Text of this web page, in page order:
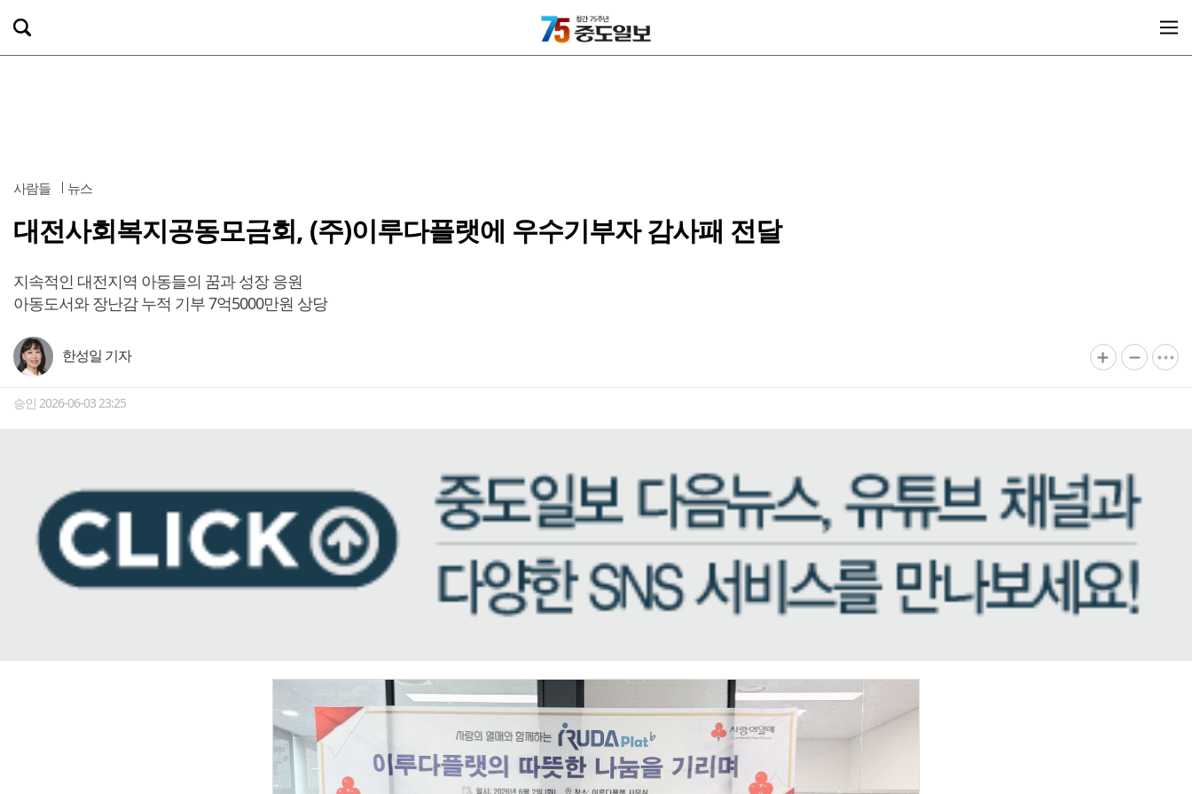
사람들 뉴스
대전사회복지공동모금회, (주)이루다플랫에 우수기부자 감사패 전달
지속적인 대전지역 아동들의 꿈과 성장 응원
아동도서와 장난감 누적 기부 7억5000만원 상당
한성일 기자
승인 2026-06-03 23:25